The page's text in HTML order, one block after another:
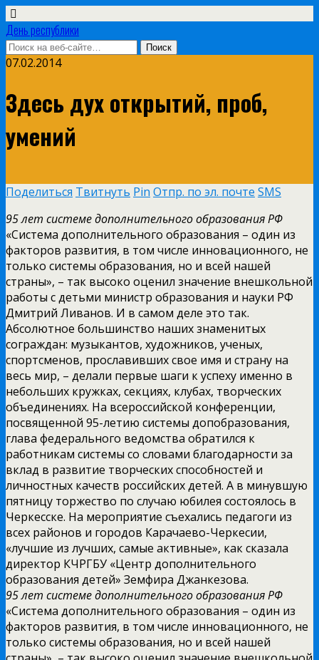
День республики
07.02.2014
Здесь дух открытий, проб,
умений
Поделиться Твитнуть Pin Отпр. по эл. почте SMS
95 лет системе дополнительного образования РФ
«Система дополнительного образования – один из
факторов развития, в том числе инновационного, не
только системы образования, но и всей нашей
страны», – так высоко оценил значение внешкольной
работы с детьми министр образования и науки РФ
Дмитрий Ливанов. И в самом деле это так.
Абсолютное большинство наших знаменитых
сограждан: музыкантов, художников, ученых,
спортсменов, прославивших свое имя и страну на
весь мир, – делали первые шаги к успеху именно в
небольших кружках, секциях, клубах, творческих
объединениях. На всероссийской конференции,
посвященной 95-летию системы допобразования,
глава федерального ведомства обратился к
работникам системы со словами благодарности за
вклад в развитие творческих способностей и
личностных качеств российских детей. А в минувшую
пятницу торжество по случаю юбилея состоялось в
Черкесске. На мероприятие съехались педагоги из
всех районов и городов Карачаево-Черкесии,
«лучшие из лучших, самые активные», как сказала
директор КЧРГБУ «Центр дополнительного
образования детей» Земфира Джанкезова.
95 лет системе дополнительного образования РФ
«Система дополнительного образования – один из
факторов развития, в том числе инновационного, не
только системы образования, но и всей нашей